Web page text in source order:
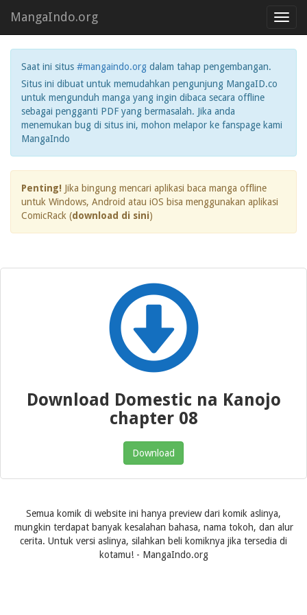
MangaIndo.org
Saat ini situs #mangaindo.org dalam tahap pengembangan.
Situs ini dibuat untuk memudahkan pengunjung MangaID.co
untuk mengunduh manga yang ingin dibaca secara offline
sebagai pengganti PDF yang bermasalah. Jika anda
menemukan bug di situs ini, mohon melapor ke fanspage kami
MangaIndo
Penting! Jika bingung mencari aplikasi baca manga offline
untuk Windows, Android atau iOS bisa menggunakan aplikasi
ComicRack (download di sini)
Download Domestic na Kanojo
chapter 08
Download
Semua komik di website ini hanya preview dari komik aslinya,
mungkin terdapat banyak kesalahan bahasa, nama tokoh, dan alur
cerita. Untuk versi aslinya, silahkan beli komiknya jika tersedia di
kotamu! - MangaIndo.org